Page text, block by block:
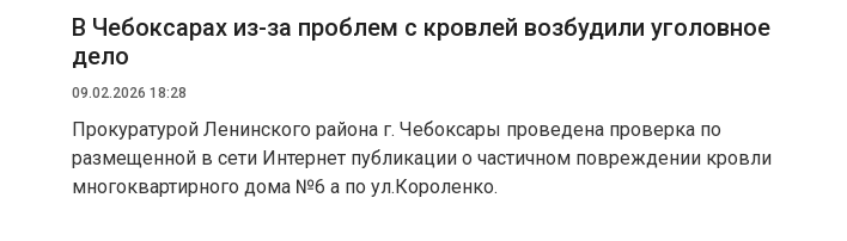
В Чебоксарах из-за проблем с кровлей возбудили уголовное
дело
09.02.2026 18:28
Прокуратурой Ленинского района г. Чебоксары проведена проверка по
размещенной в сети Интернет публикации о частичном повреждении кровли
многоквартирного дома №6 а по ул.Короленко.